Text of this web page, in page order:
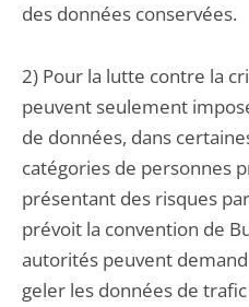
des données conservées.
2) Pour la lutte contre la
peuvent seulement
de données, dans
catégories de personnes
présentant des risques
prévoit la convention de
autorités peuvent
geler les données de